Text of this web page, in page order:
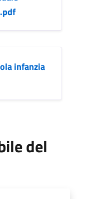
infanzia
del